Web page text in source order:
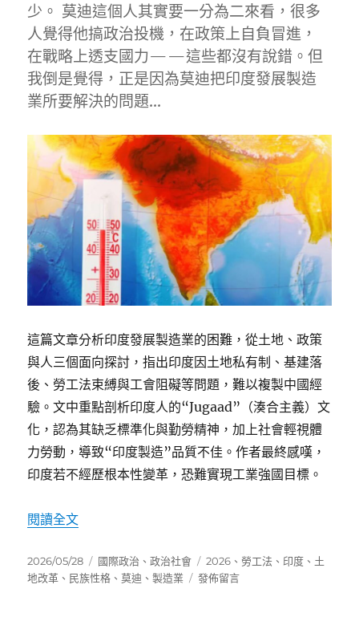
幕：
潘
立
偉
的
詐
騙
攻
始
末〉
少。 莫迪這個人其實要一分為二來看，很多
人覺得他搞政治投機，在政策上自負冒進，
在戰略上透支國力——這些都沒有說錯。但
我倒是覺得，正是因為莫迪把印度發展製造
業所要解決的問題…
這篇文章分析印度發展製造業的困難，從土地、政策
與人三個面向探討，指出印度因土地私有制、基建落
後、勞工法束縛與工會阻礙等問題，難以複製中國經
驗。文中重點剖析印度人的“Jugaad”（湊合主義）文
化，認為其缺乏標準化與勤勞精神，加上社會輕視體
力勞動，導致“印度製造”品質不佳。作者最終感嘆，
印度若不經歷根本性變革，恐難實現工業強國目標。
閱讀全文〈印度製造業發展困境深度分析〉
發
佈
2026/05/28
分
類
國際政治 、政治社會
標
籤
2026 、 勞工法 、 印度 、 土
地改革 、 民族性格 、莫迪 、製造業
在
發佈留言